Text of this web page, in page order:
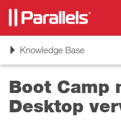
ToggleKnowledge Base
Boot Camp
Desktop